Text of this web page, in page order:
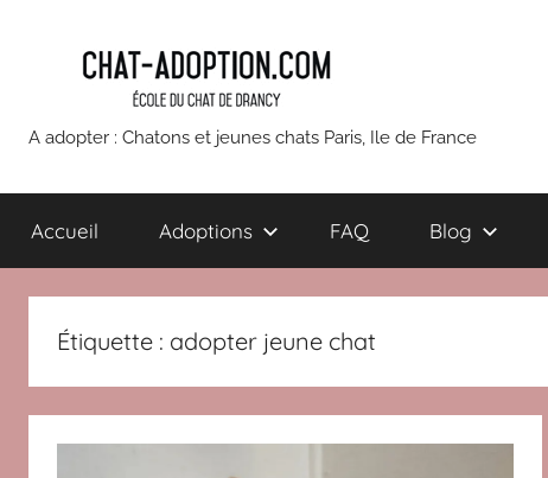
chatons
et
jeunes
chats
à
A adopter : Chatons et jeunes chats Paris, Ile de France
Accueil Adoptions FAQ Blog
Étiquette : adopter jeune chat